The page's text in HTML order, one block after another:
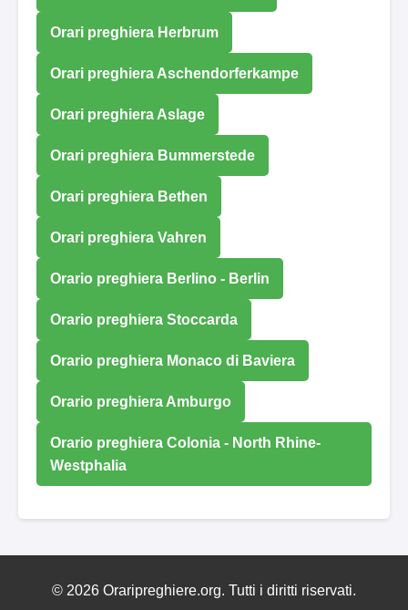
Orari preghiera Herbrum
Orari preghiera Aschendorferkampe
Orari preghiera Aslage
Orari preghiera Bummerstede
Orari preghiera Bethen
Orari preghiera Vahren
Orario preghiera Berlino - Berlin
Orario preghiera Stoccarda
Orario preghiera Monaco di Baviera
Orario preghiera Amburgo
Orario preghiera Colonia - North Rhine-
Westphalia
© 2026 Oraripreghiere.org. Tutti i diritti riservati.